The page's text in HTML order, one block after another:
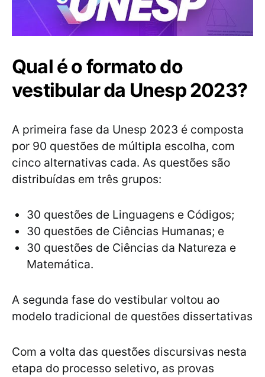
Qual é o formato do
vestibular da Unesp 2023?
A primeira fase da Unesp 2023 é composta
por 90 questões de múltipla escolha, com
cinco alternativas cada. As questões são
distribuídas em três grupos:
30 questões de Linguagens e Códigos;
30 questões de Ciências Humanas; e
30 questões de Ciências da Natureza e
Matemática.
A segunda fase do vestibular voltou ao
modelo tradicional de questões dissertativas
Com a volta das questões discursivas nesta
etapa do processo seletivo, as provas